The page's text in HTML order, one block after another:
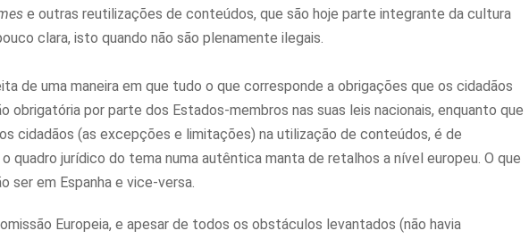
e outras reutilizações de conteúdos, que são hoje parte integrante da cultura
clara, isto quando não são plenamente ilegais.
de uma maneira em que tudo o que corresponde a obrigações que os cidadãos
obrigatória por parte dos Estados-membros nas suas leis nacionais, enquanto que
cidadãos (as excepções e limitações) na utilização de conteúdos, é de
quadro jurídico do tema numa autêntica manta de retalhos a nível europeu. O que
ser em Espanha e vice-versa.
Europeia, e apesar de todos os obstáculos levantados (não havia